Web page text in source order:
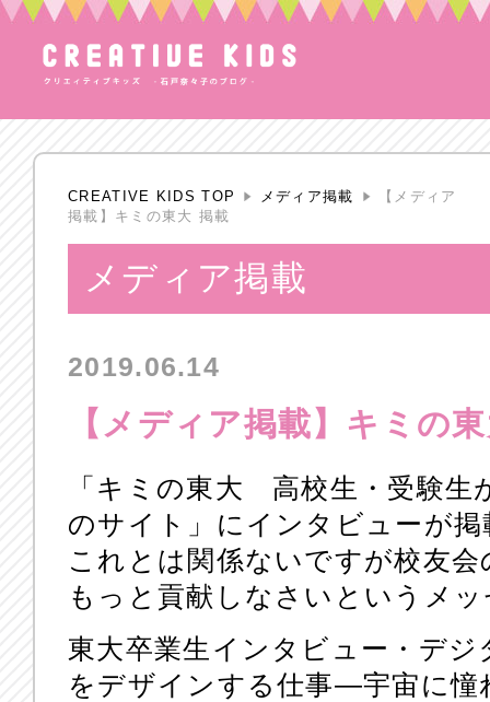
CREATIVE KIDS TOP メディア掲載
【メディア
掲載】キミの東大 掲載
メディア掲載
2019.06.14
【メディア掲載】キミの
「キミの東大 高校生・受験生
のサイト」にインタビューが
これとは関係ないですが校友
もっと貢献しなさいというメ
東大卒業生インタビュー・デ
をデザインする仕事―宇宙に憧